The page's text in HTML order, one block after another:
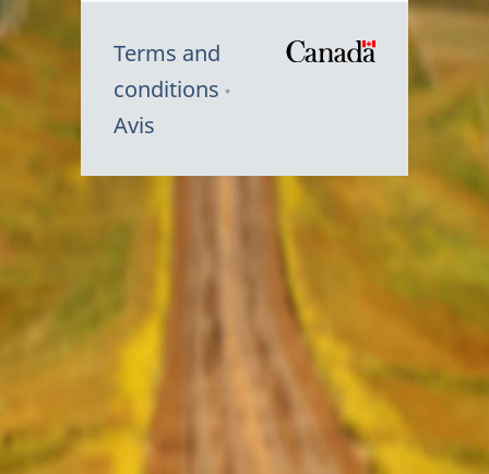
Terms and
conditions
Avis
Symbole
Canada